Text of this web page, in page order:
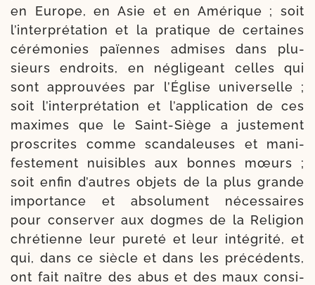
en Europe, en Asie et en Amérique ; soit
l’in­ter­pré­ta­tion et la pra­tique de cer­taines
céré­mo­nies païennes admises dans plu­
sieurs endroits, en négli­geant celles qui
sont approu­vées par l’Église uni­ver­selle ;
soit l’in­ter­pré­ta­tion et l’ap­pli­ca­tion de ces
maximes que le Saint-​Siège a jus­te­ment
pros­crites comme scan­da­leuses et mani­
fes­te­ment nui­sibles aux bonnes mœurs ;
soit enfin d’autres objets de la plus grande
impor­tance et abso­lu­ment néces­saires
pour conser­ver aux dogmes de la Religion
chré­tienne leur pure­té et leur inté­gri­té, et
qui, dans ce siècle et dans les pré­cé­dents,
ont fait naître des abus et des maux consi­